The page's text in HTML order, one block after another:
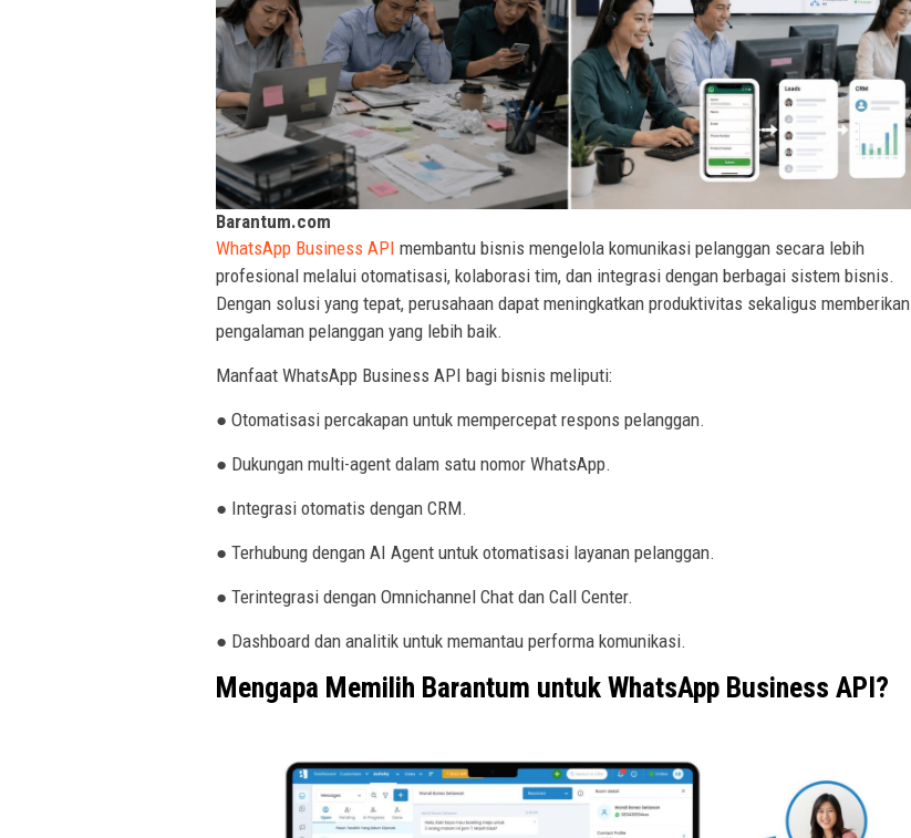
Barantum.com
WhatsApp Business API membantu bisnis mengelola komunikasi pelanggan secara lebih
profesional melalui otomatisasi, kolaborasi tim, dan integrasi dengan berbagai sistem bisnis.
Dengan solusi yang tepat, perusahaan dapat meningkatkan produktivitas sekaligus memberikan
pengalaman pelanggan yang lebih baik.
Manfaat WhatsApp Business API bagi bisnis meliputi:
● Otomatisasi percakapan untuk mempercepat respons pelanggan.
● Dukungan multi-agent dalam satu nomor WhatsApp.
● Integrasi otomatis dengan CRM.
● Terhubung dengan AI Agent untuk otomatisasi layanan pelanggan.
● Terintegrasi dengan Omnichannel Chat dan Call Center.
● Dashboard dan analitik untuk memantau performa komunikasi.
Mengapa Memilih Barantum untuk WhatsApp Business API?